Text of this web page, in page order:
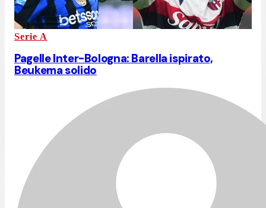
Serie A
Pagelle Inter-Bologna: Barella ispirato,
Beukema solido